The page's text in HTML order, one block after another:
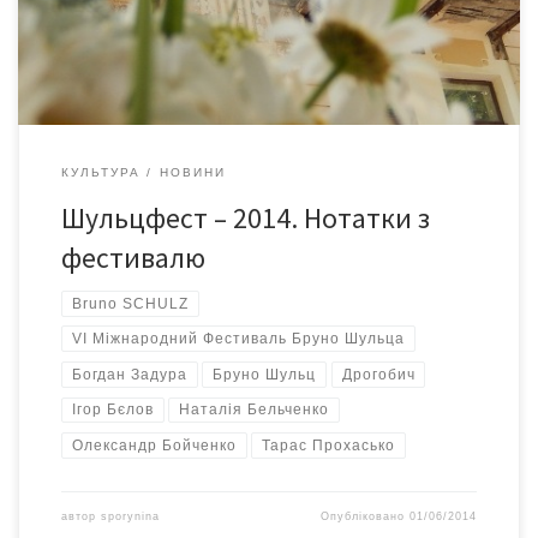
КУЛЬТУРА НОВИНИ
Шульцфест – 2014. Нотатки з
фестивалю
Bruno SCHULZ
VI Міжнародний Фестиваль Бруно Шульца
Богдан Задура Бруно Шульц Дрогобич
Ігор Бєлов Наталія Бельченко
Олександр Бойченко Тарас Прохасько
автор sporynina Опубліковано01/06/2014